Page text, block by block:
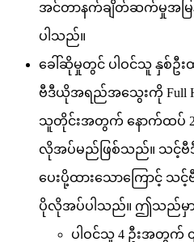
အငတနကခတဆကမအ မ
ပ သည။
ခ ဆမတင ပ ဝငသ နစဦ
ဗဒယအရညအသက Full
သတငအတက နကထပ 2
လအပမည ဖစသည။ သငဗ
ပပထသကင သင
ပလအပပ သည။ ဤသည
ပ ဝငသ 4 ဦအတက